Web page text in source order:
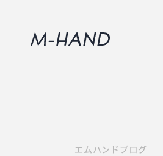
エムハンドブログ